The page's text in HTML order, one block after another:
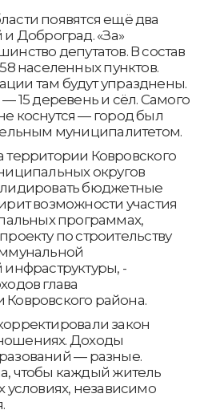
появятся ещё два
Доброград. «За»
депутатов. В состав
населенных пунктов.
там будут упразднены.
15 деревень и сёл. Самого
коснутся — город был
муниципалитетом.
территории Ковровского
округов
бюджетные
возможности участия
программах,
по строительству
-
глава
района.
закон
Доходы
— разные.
чтобы каждый житель
условиях, независимо